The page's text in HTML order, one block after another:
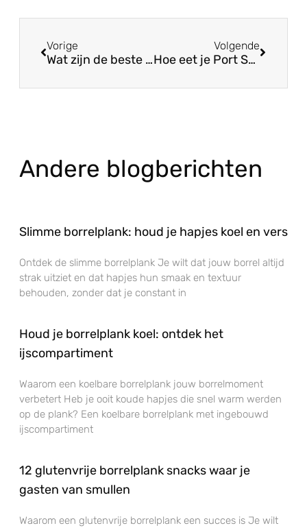
Vorige
Wat zijn de beste ingrediënten voor Caprese spiesjes?
Volgende
Hoe eet je Port Salut kaas het beste?
Andere blogberichten
Slimme borrelplank: houd je hapjes koel en vers
Ontdek de slimme borrelplank Je wilt dat jouw borrel altijd
strak uitziet en dat hapjes hun smaak en textuur
behouden, zonder dat je constant in
Houd je borrelplank koel: ontdek het
ijscompartiment
Waarom een koelbare borrelplank jouw borrelmoment
verbetert Heb je ooit koude hapjes die snel warm werden
op de plank? Een koelbare borrelplank met ingebouwd
ijscompartiment
12 glutenvrije borrelplank snacks waar je
gasten van smullen
Waarom een glutenvrije borrelplank een succes is Je wilt